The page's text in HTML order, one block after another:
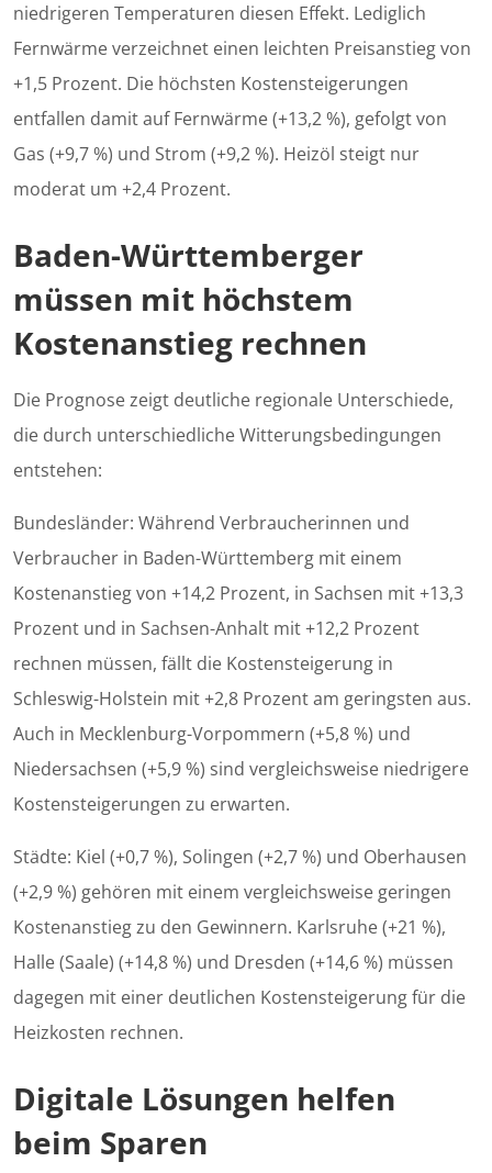
niedrigeren Temperaturen diesen Effekt. Lediglich
Fernwärme verzeichnet einen leichten Preisanstieg von
+1,5 Prozent. Die höchsten Kostensteigerungen
entfallen damit auf Fernwärme (+13,2 %), gefolgt von
Gas (+9,7 %) und Strom (+9,2 %). Heizöl steigt nur
moderat um +2,4 Prozent.
Baden-Württemberger
müssen mit höchstem
Kostenanstieg rechnen
Die Prognose zeigt deutliche regionale Unterschiede,
die durch unterschiedliche Witterungsbedingungen
entstehen:
Bundesländer: Während Verbraucherinnen und
Verbraucher in Baden-Württemberg mit einem
Kostenanstieg von +14,2 Prozent, in Sachsen mit +13,3
Prozent und in Sachsen-Anhalt mit +12,2 Prozent
rechnen müssen, fällt die Kostensteigerung in
Schleswig-Holstein mit +2,8 Prozent am geringsten aus.
Auch in Mecklenburg-Vorpommern (+5,8 %) und
Niedersachsen (+5,9 %) sind vergleichsweise niedrigere
Kostensteigerungen zu erwarten.
Städte: Kiel (+0,7 %), Solingen (+2,7 %) und Oberhausen
(+2,9 %) gehören mit einem vergleichsweise geringen
Kostenanstieg zu den Gewinnern. Karlsruhe (+21 %),
Halle (Saale) (+14,8 %) und Dresden (+14,6 %) müssen
dagegen mit einer deutlichen Kostensteigerung für die
Heizkosten rechnen.
Digitale Lösungen helfen
beim Sparen